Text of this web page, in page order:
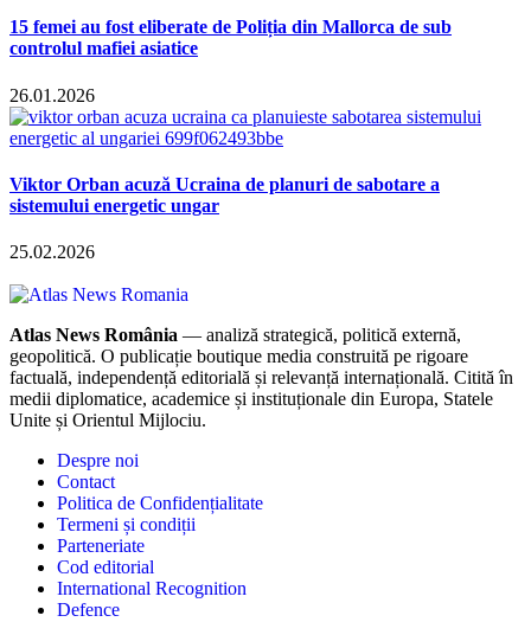
15 femei au fost eliberate de Poliția din Mallorca de sub
controlul mafiei asiatice
26.01.2026
Viktor Orban acuză Ucraina de planuri de sabotare a
sistemului energetic ungar
25.02.2026
Atlas News România — analiză strategică, politică externă,
geopolitică. O publicație boutique media construită pe rigoare
factuală, independență editorială și relevanță internațională. Citită în
medii diplomatice, academice și instituționale din Europa, Statele
Unite și Orientul Mijlociu.
Despre noi
Contact
Politica de Confidențialitate
Termeni și condiții
Parteneriate
Cod editorial
International Recognition
Defence